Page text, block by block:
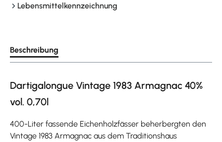
Lebensmittelkennzeichnung
Beschreibung
Dartigalongue Vintage 1983 Armagnac 40%
vol. 0,70l
400-Liter fassende Eichenholzfässer beherbergten den
Vintage 1983 Armagnac aus dem Traditionshaus